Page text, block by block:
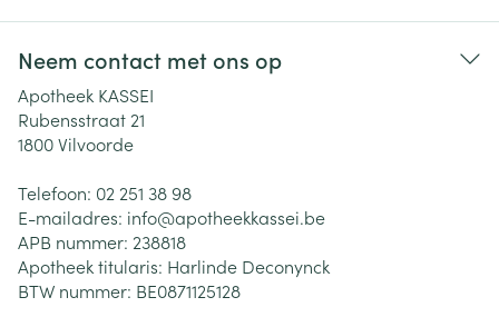
Neem contact met ons op
Apotheek KASSEI
Rubensstraat 21
1800Vilvoorde
Telefoon: 02 251 38 98
E-mailadres: info@apotheekkassei.be
APB nummer: 238818
Apotheek titularis: Harlinde Deconynck
BTW nummer: BE0871125128